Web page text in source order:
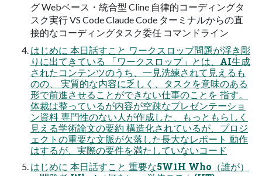
グ Webベース・統合型 Cline 自律的コーディングタ
スク実行 VS Code Claude Code ターミナルからの直
接的なコーディングタスク委任 コマンドライン
はじめに 本日話すこと ワークスロップ問題が浮き彫
りに出てきている 「ワークスロップ」とは、AI生成
されたコンテンツのうち、一見洗練されて見えるも
のの、 実質的な内容に乏しく、タスクを意味のある
形で前進させることができない仕事のことを 指す。
体裁は整っているが内容が空疎なプレゼンテーショ
ン資料 専門性のない人が作成した、もっともらしく
見える学術論文の要約 構造化されているが、プロジ
ェクトの重要な文脈が欠落した長大なレポート 動作
はするが、実際の要件を満たしていないコード
はじめに 本日話すこと 重要な5W1H Who（誰が）